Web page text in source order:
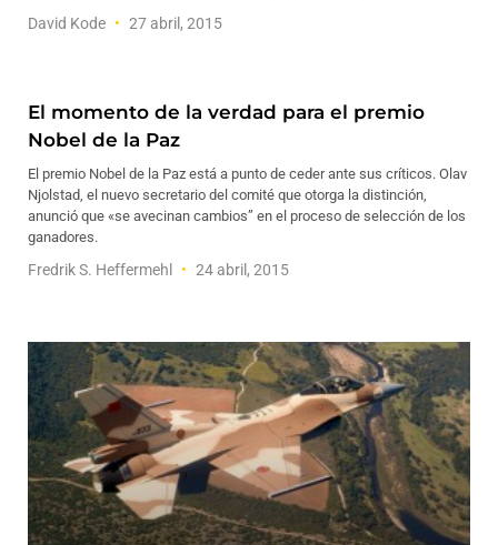
David Kode 27 abril, 2015
El momento de la verdad para el premio
Nobel de la Paz
El premio Nobel de la Paz está a punto de ceder ante sus críticos. Olav
Njolstad, el nuevo secretario del comité que otorga la distinción,
anunció que «se avecinan cambios” en el proceso de selección de los
ganadores.
Fredrik S. Heffermehl 24 abril, 2015